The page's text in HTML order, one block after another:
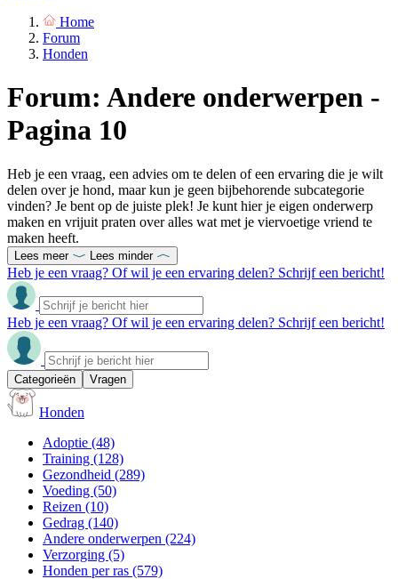
Home
Forum
Honden
Forum: Andere onderwerpen -
Pagina 10
Heb je een vraag, een advies om te delen of een ervaring die je wilt
delen over je hond, maar kun je geen bijbehorende subcategorie
vinden? Je bent op de juiste plek! Je kunt hier je eigen onderwerp
maken en vrijuit praten over alles wat met je viervoetige vriend te
maken heeft.
Lees meer Lees minder
Heb je een vraag? Of wil je een ervaring delen? Schrijf een bericht!
Heb je een vraag? Of wil je een ervaring delen? Schrijf een bericht!
Categorieën Vragen
Honden
Adoptie (48)
Training (128)
Gezondheid (289)
Voeding (50)
Reizen (10)
Gedrag (140)
Andere onderwerpen (224)
Verzorging (5)
Honden per ras (579)